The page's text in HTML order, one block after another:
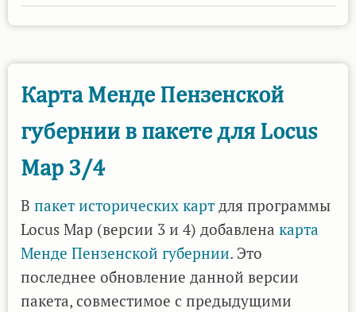
В
карт
для
OSMAnd
и
Guru
Maps
добавлена
карта
Менде
Пензенской
губернии
Карта Менде Пензенской
губернии в пакете для Locus
Map 3/4
В пакет исторических карт для программы
Locus Map (версии 3 и 4) добавлена карта
Менде Пензенской губернии. Это
последнее обновление данной версии
пакета, совместимое с предыдущими